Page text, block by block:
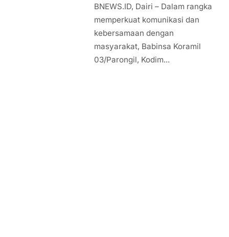
BNEWS.ID, Dairi – Dalam rangka
memperkuat komunikasi dan
kebersamaan dengan
masyarakat, Babinsa Koramil
03/Parongil, Kodim...